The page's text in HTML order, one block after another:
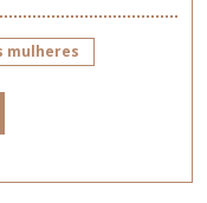
mulheres